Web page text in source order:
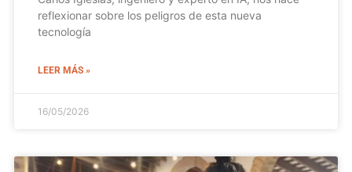
reflexionar sobre los peligros de esta nueva
tecnología
LEER MÁS »
16/05/2026